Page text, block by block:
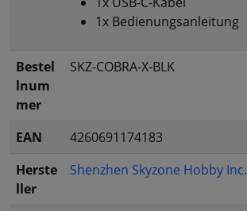
1x Bedienungsanleitung
Bestel
lnum
mer
SKZ-COBRA-X-BLK
EAN
4260691174183
Herste
ller
Shenzhen Skyzone Hobby Inc.